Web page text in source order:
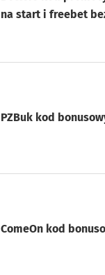
na start i freebet
PZBuk kod
ComeOn kod